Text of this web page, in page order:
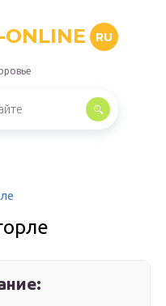
ONLINE RU